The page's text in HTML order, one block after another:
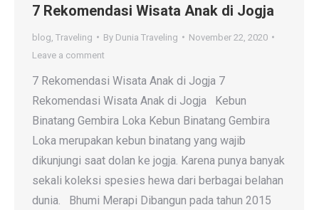
7 Rekomendasi Wisata Anak di Jogja
blog Traveling By Dunia Traveling
November 22, 2020
Leave a comment
7 Rekomendasi Wisata Anak di Jogja 7
Rekomendasi Wisata Anak di Jogja Kebun
Binatang Gembira Loka Kebun Binatang Gembira
Loka merupakan kebun binatang yang wajib
dikunjungi saat dolan ke jogja. Karena punya banyak
sekali koleksi spesies hewa dari berbagai belahan
dunia. Bhumi Merapi Dibangun pada tahun 2015